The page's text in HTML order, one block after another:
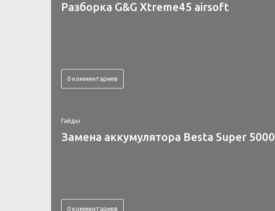
Разборка G&G Xtreme45 airsoft
0 комментариев
Гайды
Замена аккумулятора Besta Super 5000
0 комментариев